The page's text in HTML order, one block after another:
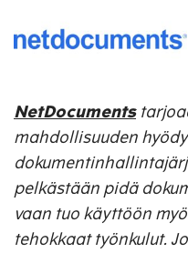
NetDocuments
mahdollisuuden
pelkästään pidä
vaan tuo käyttöön
tehokkaat työnkulut.